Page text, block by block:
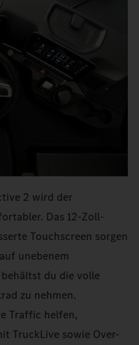
2 wird der
Das 12-Zoll-
Touchscreen sorgen
unebenem
du die volle
zu nehmen.
Traffic helfen,
TruckLive sowie Over-